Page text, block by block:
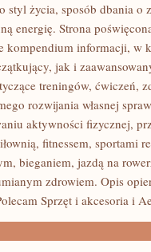
styl życia, sposób dbania o
energię. Strona
kompendium informacji, w
jak i
treningów, ćwiczeń,
rozwijania własnej
aktywności fizycznej,
fitnessem, sportami
bieganiem, jazdą na
zdrowiem. Opis
Sprzęt i akcesoria i